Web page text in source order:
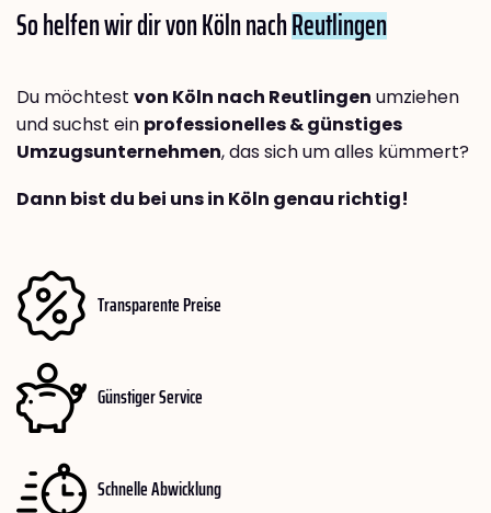
So helfen wir dir von Köln nachReutlingen
Du möchtest von Köln nach Reutlingen umziehen
und suchst ein professionelles & günstiges
Umzugsunternehmen, das sich um alles kümmert?
Dann bist du bei uns in Köln genau richtig!
Transparente Preise
Günstiger Service
Schnelle Abwicklung